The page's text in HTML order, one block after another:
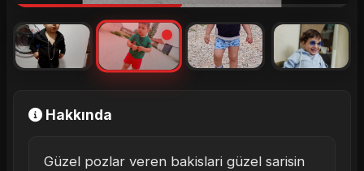
Hakkında
Güzel pozlar veren bakislari güzel sarisin